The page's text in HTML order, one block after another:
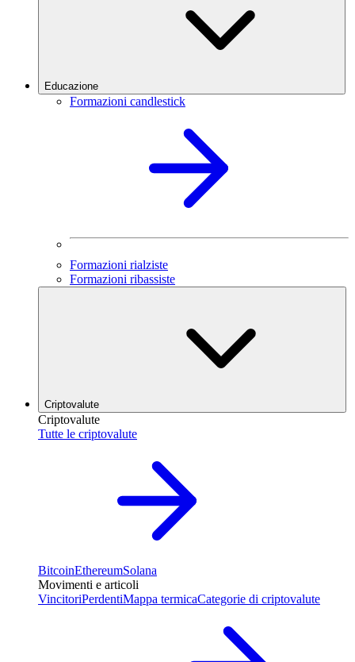
Educazione
Formazioni candlestick
Formazioni rialziste
Formazioni ribassiste
Criptovalute
Criptovalute
Tutte le criptovalute
BitcoinEthereumSolana
Movimenti e articoli
VincitoriPerdentiMappa termicaCategorie di criptovalute